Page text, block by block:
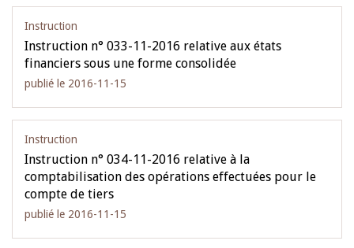
Instruction
Instruction n° 033-11-2016 relative aux états
financiers sous une forme consolidée
publié le 2016-11-15
Instruction
Instruction n° 034-11-2016 relative à la
comptabilisation des opérations effectuées pour le
compte de tiers
publié le 2016-11-15